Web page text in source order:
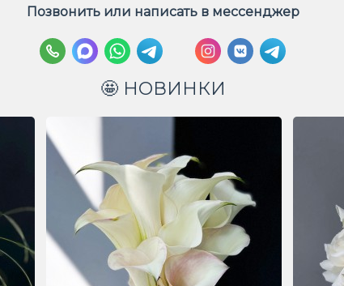
Позвонить или написать в мессенджер
🤩 НОВИНКИ